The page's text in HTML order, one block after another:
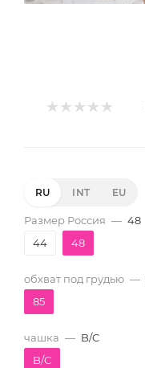
RU INT EU
Размер Россия — 48
44
48
обхват под грудью —
85
чашка — B/C
B/C